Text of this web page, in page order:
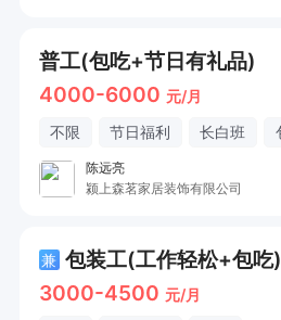
普工(包吃+节日有礼品)
4000-6000 元/月
不限 节日福利 长白班
陈远亮
颍上森茗家居装饰有限公司
兼 包装工(工作轻松+包吃)
3000-4500 元/月